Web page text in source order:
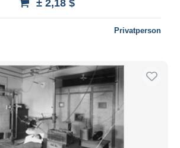
± 2,18 $
Privatperson